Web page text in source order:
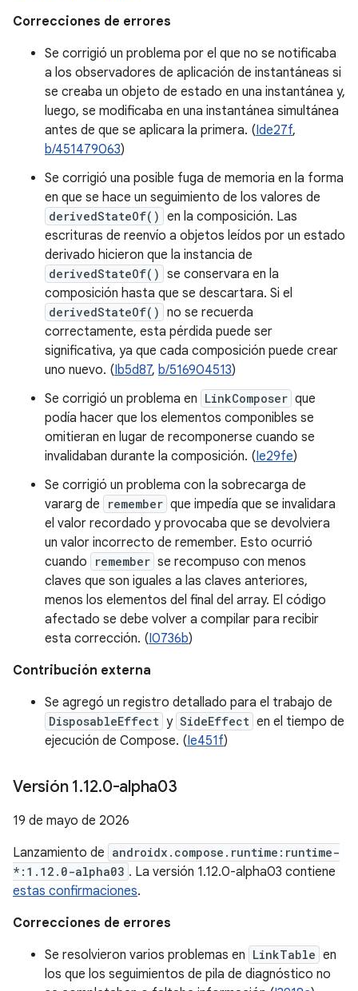
Correcciones de errores
Se corrigió un problema por el que no se notificaba
a los observadores de aplicación de instantáneas si
se creaba un objeto de estado en una instantánea y,
luego, se modificaba en una instantánea simultánea
antes de que se aplicara la primera. (Ide27f,
b/451479063)
Se corrigió una posible fuga de memoria en la forma
en que se hace un seguimiento de los valores de
derivedStateOf() en la composición. Las
escrituras de reenvío a objetos leídos por un estado
derivado hicieron que la instancia de
derivedStateOf() se conservara en la
composición hasta que se descartara. Si el
derivedStateOf() no se recuerda
correctamente, esta pérdida puede ser
significativa, ya que cada composición puede crear
uno nuevo. (Ib5d87, b/516904513)
Se corrigió un problema en LinkComposer que
podía hacer que los elementos componibles se
omitieran en lugar de recomponerse cuando se
invalidaban durante la composición. (Ie29fe)
Se corrigió un problema con la sobrecarga de
vararg de
remember que impedía que se invalidara
el valor recordado y provocaba que se devolviera
un valor incorrecto de remember. Esto ocurrió
cuando
remember se recompuso con menos
claves que son iguales a las claves anteriores,
menos los elementos del final del array. El código
afectado se debe volver a compilar para recibir
esta corrección. (I0736b)
Contribución externa
Se agregó un registro detallado para el trabajo de
DisposableEffect y SideEffect en el tiempo de
ejecución de Compose. (Ie451f)
Versión 1.12.0-alpha03
19 de mayo de 2026
Lanzamiento de androidx.compose.runtime:runtime-
*:1.12.0-alpha03 . La versión 1.12.0-alpha03 contiene
estas confirmaciones.
Correcciones de errores
Se resolvieron varios problemas en LinkTable en
los que los seguimientos de pila de diagnóstico no